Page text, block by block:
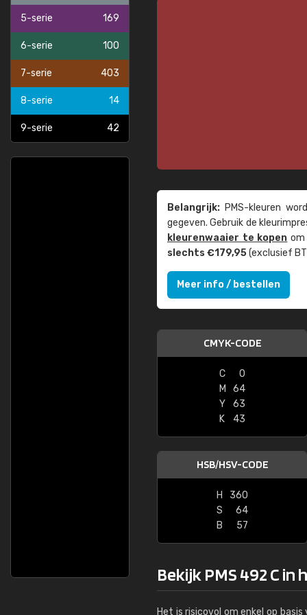
5-serie 169
6-serie 100
7-serie 403
8-serie 14
9-serie 42
Belangrijk: PMS-kleuren
gegeven. Gebruik de
kleuren­waaier te kopen om
slechts €179,95(exclusief
Meer info / bestellen
CMYK-CODE
C
0
M
64
Y
63
K
43
HSB/HSV-CODE
H
360
S
64
B
57
Bekijk PMS 492 C in
Het is risicovol om enkel op